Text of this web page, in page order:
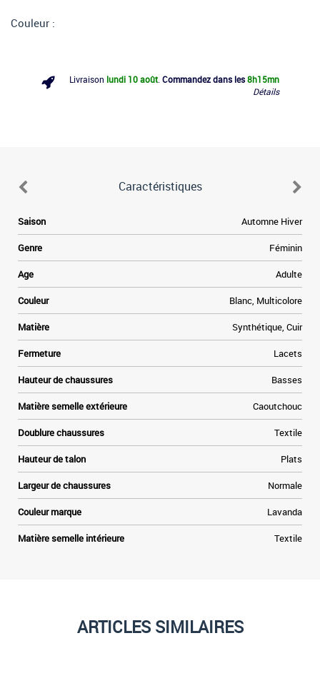
Couleur :
Livraison lundi 10 août. Commandez dans les 8h15mn
Détails
Caractéristiques
Saison Automne Hiver
Genre Féminin
Age Adulte
Couleur Blanc, Multicolore
Matière Synthétique, Cuir
Fermeture Lacets
Hauteur de chaussures Basses
Matière semelle extérieure Caoutchouc
Doublure chaussures Textile
Hauteur de talon Plats
Largeur de chaussures Normale
Couleur marque Lavanda
Matière semelle intérieure Textile
ARTICLES SIMILAIRES